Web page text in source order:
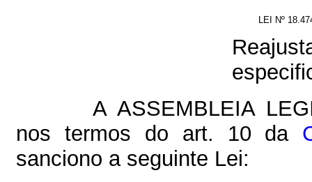
LEI Nº
A ASSEMBLEIA
nos termos do art. 10 da
sanciono a seguinte Lei: